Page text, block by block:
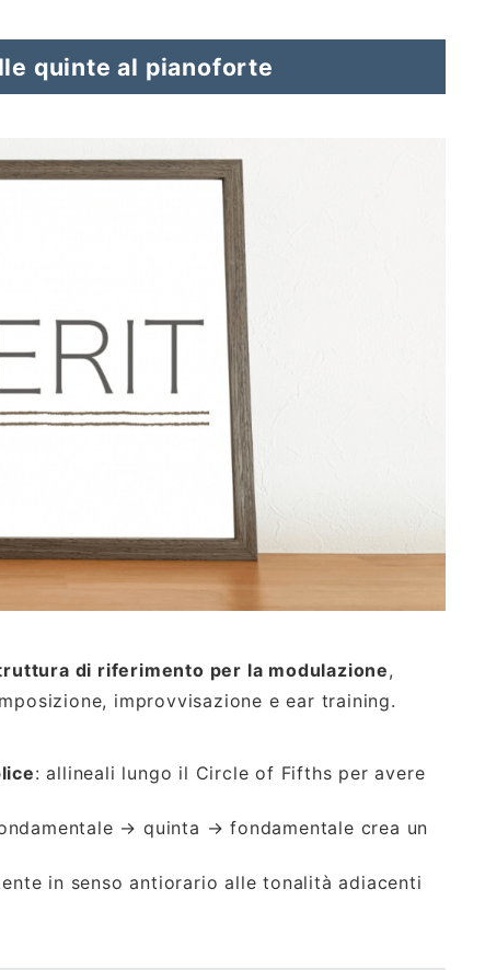
quinte al pianoforte
di riferimento per la modulazione,
improvvisazione e ear training.
: allineali lungo il Circle of Fifths per avere
→ quinta → fondamentale crea un
in senso antiorario alle tonalità adiacenti